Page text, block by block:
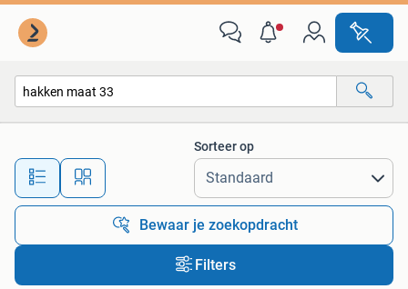
Alle afstanden…
Sorteer op
Bewaar je zoekopdracht
Filters